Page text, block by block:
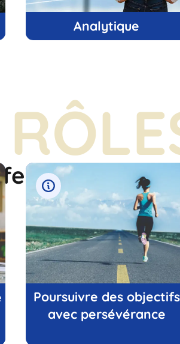
Analytique
Poursuivre des objectifs
avec persévérance